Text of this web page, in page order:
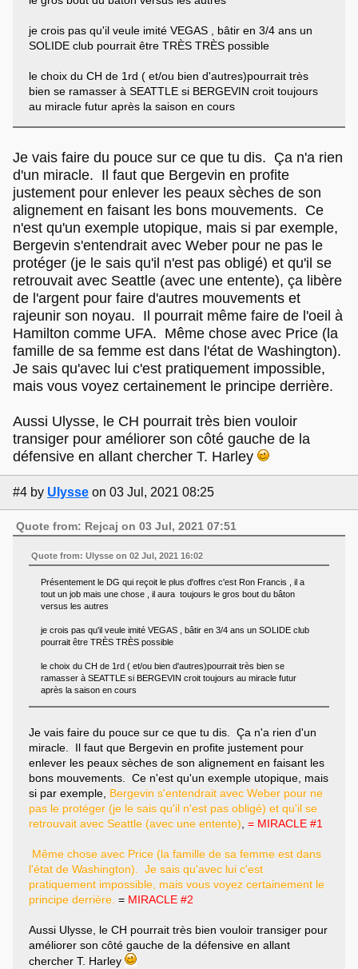
je crois pas qu'il veule imité VEGAS , bâtir en 3/4 ans un
SOLIDE club pourrait être TRÈS TRÈS possible
le choix du CH de 1rd ( et/ou bien d'autres)pourrait très
bien se ramasser à SEATTLE si BERGEVIN croit toujours
au miracle futur après la saison en cours
Je vais faire du pouce sur ce que tu dis. Ça n'a rien
d'un miracle. Il faut que Bergevin en profite
justement pour enlever les peaux sèches de son
alignement en faisant les bons mouvements. Ce
n'est qu'un exemple utopique, mais si par exemple,
Bergevin s'entendrait avec Weber pour ne pas le
protéger (je le sais qu'il n'est pas obligé) et qu'il se
retrouvait avec Seattle (avec une entente), ça libère
de l'argent pour faire d'autres mouvements et
rajeunir son noyau. Il pourrait même faire de l'oeil à
Hamilton comme UFA. Même chose avec Price (la
famille de sa femme est dans l'état de Washington).
Je sais qu'avec lui c'est pratiquement impossible,
mais vous voyez certainement le principe derrière.
Aussi Ulysse, le CH pourrait très bien vouloir
transiger pour améliorer son côté gauche de la
défensive en allant chercher T. Harley
#4 by Ulysse on 03 Jul, 2021 08:25
Quote from: Rejcaj on 03 Jul, 2021 07:51
Quote from: Ulysse on 02 Jul, 2021 16:02
Présentement le DG qui reçoit le plus d'offres c'est Ron Francis , il a
tout un job mais une chose , il aura toujours le gros bout du bâton
versus les autres
je crois pas qu'il veule imité VEGAS , bâtir en 3/4 ans un SOLIDE club
pourrait être TRÈS TRÈS possible
le choix du CH de 1rd ( et/ou bien d'autres)pourrait très bien se
ramasser à SEATTLE si BERGEVIN croit toujours au miracle futur
après la saison en cours
Je vais faire du pouce sur ce que tu dis. Ça n'a rien d'un
miracle. Il faut que Bergevin en profite justement pour
enlever les peaux sèches de son alignement en faisant les
bons mouvements. Ce n'est qu'un exemple utopique, mais
si par exemple, Bergevin s'entendrait avec Weber pour ne
pas le protéger (je le sais qu'il n'est pas obligé) et qu'il se
retrouvait avec Seattle (avec une entente), = MIRACLE #1
Même chose avec Price (la famille de sa femme est dans
l'état de Washington). Je sais qu'avec lui c'est
pratiquement impossible, mais vous voyez certainement le
principe derrière. = MIRACLE #2
Aussi Ulysse, le CH pourrait très bien vouloir transiger pour
améliorer son côté gauche de la défensive en allant
chercher T. Harley